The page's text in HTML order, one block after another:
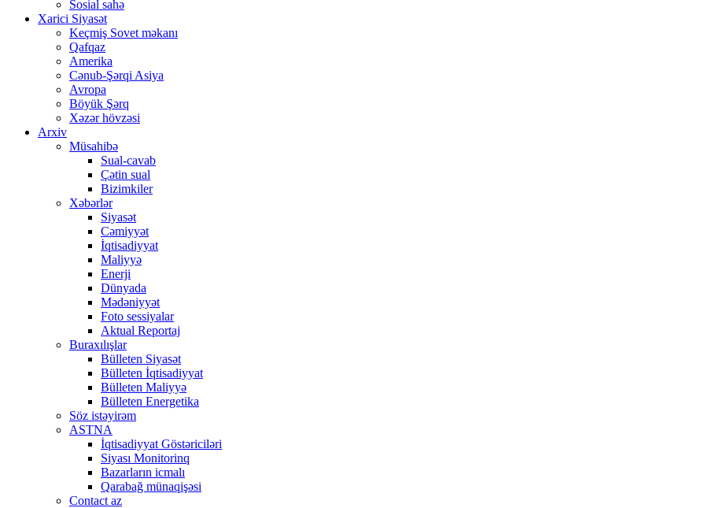
Sosial sahə
Xarici Siyasət
Keçmiş Sovet məkanı
Qafqaz
Amerika
Cənub-Şərqi Asiya
Avropa
Böyük Şərq
Xəzər hövzəsi
Arxiv
Müsahibə
Sual-cavab
Çətin sual
Bizimkiler
Xəbərlər
Siyasət
Cəmiyyət
İqtisadiyyat
Maliyyə
Enerji
Dünyada
Mədəniyyət
Foto sessiyalar
Aktual Reportaj
Buraxılışlar
Bülleten Siyasət
Bülleten İqtisadiyyat
Bülleten Maliyyə
Bülleten Energetika
Söz istəyirəm
ASTNA
İqtisadiyyat Göstəriciləri
Siyası Monitorinq
Bazarların icmalı
Qarabağ münaqişəsi
Contact az